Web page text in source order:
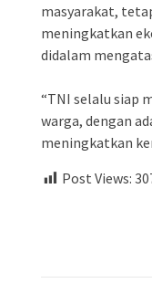
masyarakat,
meningkatkan
didalam
“TNI selalu siap
warga, dengan
meningkatkan
Post Views: